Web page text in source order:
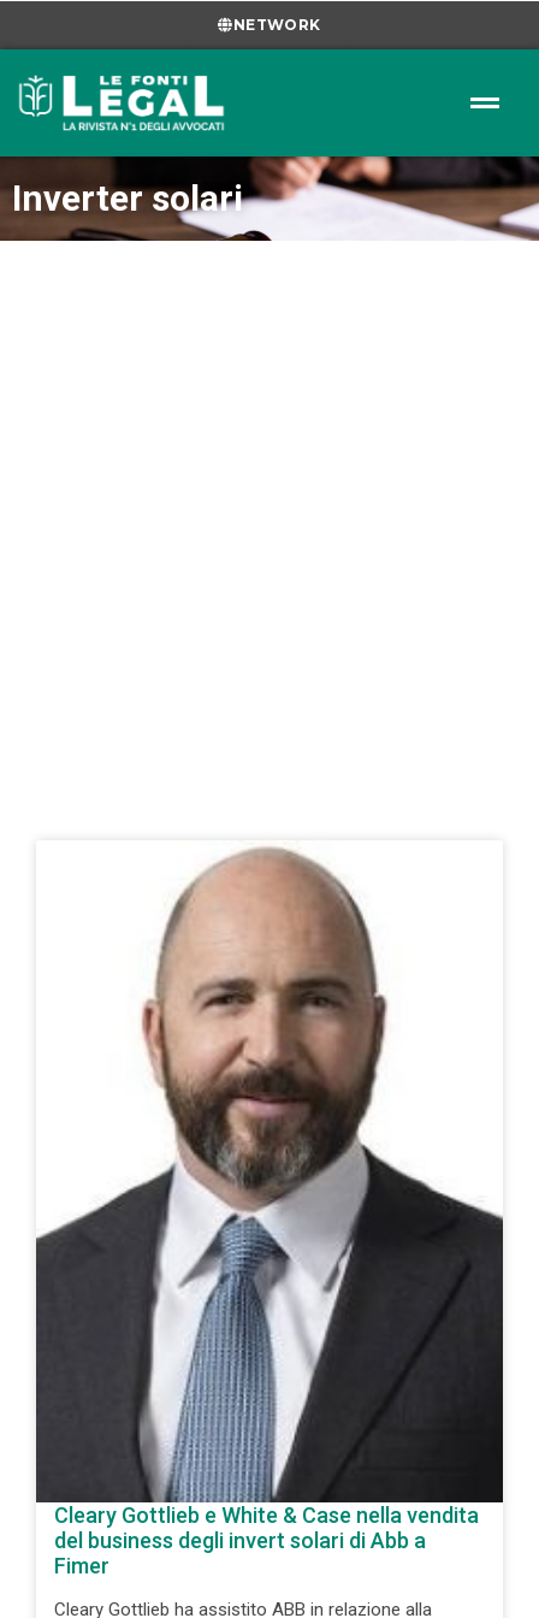
NETWORK
Inverter solari
Cleary Gottlieb e White & Case nella vendita
del business degli invert solari di Abb a
Fimer
Cleary Gottlieb ha assistito ABB in relazione alla